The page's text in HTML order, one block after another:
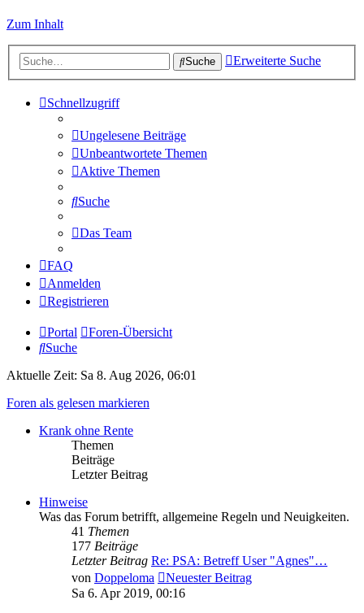
Zum Inhalt
Suche Erweiterte Suche
Schnellzugriff
Ungelesene Beiträge
Unbeantwortete Themen
Aktive Themen
Suche
Das Team
FAQ
Anmelden
Registrieren
Portal
Foren-Übersicht
Suche
Aktuelle Zeit: Sa 8. Aug 2026, 06:01
Foren als gelesen markieren
Krank ohne Rente
Themen
Beiträge
Letzter Beitrag
Hinweise
Was das Forum betrifft, allgemeine Regeln und Neuigkeiten.
41 Themen
177 Beiträge
Letzter Beitrag Re: PSA: Betreff User "Agnes"…
von Doppeloma
Neuester Beitrag
Sa 6. Apr 2019, 00:16